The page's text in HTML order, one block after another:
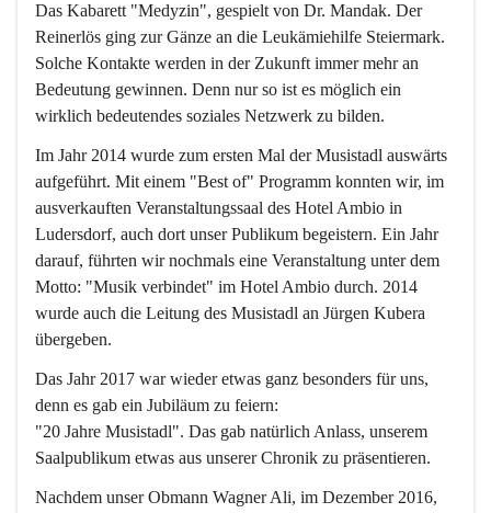
Das Kabarett "Medyzin", gespielt von Dr. Mandak. Der
Reinerlös ging zur Gänze an die Leukämiehilfe Steiermark.
Solche Kontakte werden in der Zukunft immer mehr an
Bedeutung gewinnen. Denn nur so ist es möglich ein
wirklich bedeutendes soziales Netzwerk zu bilden.
Im Jahr 2014 wurde zum ersten Mal der Musistadl auswärts
aufgeführt. Mit einem "Best of" Programm konnten wir, im
ausverkauften Veranstaltungssaal des Hotel Ambio in
Ludersdorf, auch dort unser Publikum begeistern. Ein Jahr
darauf, führten wir nochmals eine Veranstaltung unter dem
Motto: "Musik verbindet" im Hotel Ambio durch. 2014
wurde auch die Leitung des Musistadl an Jürgen Kubera
übergeben.
Das Jahr 2017 war wieder etwas ganz besonders für uns,
denn es gab ein Jubiläum zu feiern:
"20 Jahre Musistadl". Das gab natürlich Anlass, unserem
Saalpublikum etwas aus unserer Chronik zu präsentieren.
Nachdem unser Obmann Wagner Ali, im Dezember 2016,